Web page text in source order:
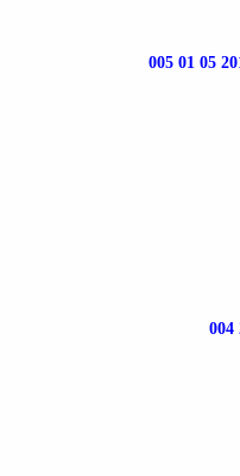
005 01 05
004